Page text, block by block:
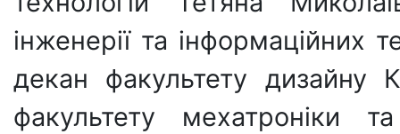
інженерії та інформаційних
декан факультету дизайну
факультету мехатроніки